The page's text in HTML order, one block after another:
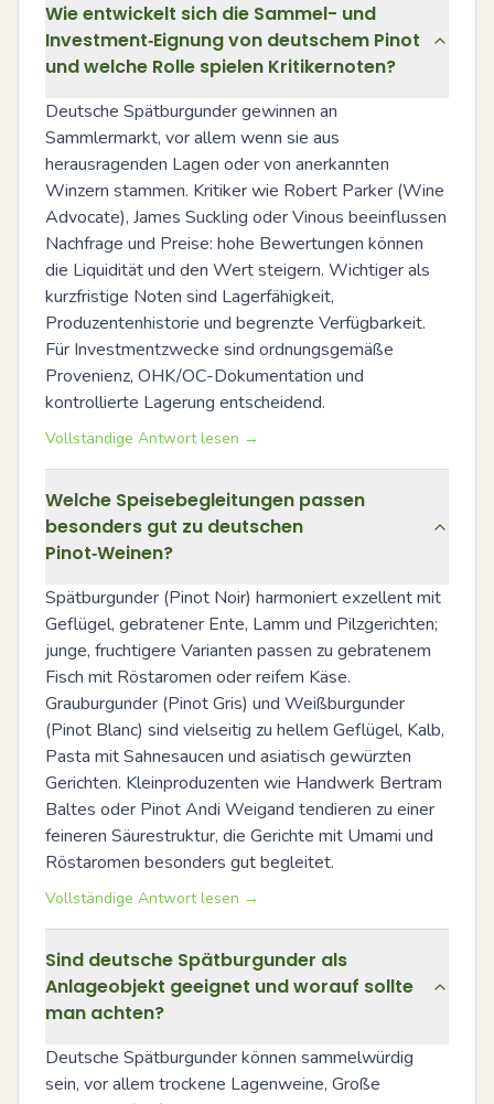
Wie entwickelt sich die Sammel- und
Investment‑Eignung von deutschem Pinot
und welche Rolle spielen Kritikernoten?
Deutsche Spätburgunder gewinnen an
Sammlermarkt, vor allem wenn sie aus
herausragenden Lagen oder von anerkannten
Winzern stammen. Kritiker wie Robert Parker (Wine
Advocate), James Suckling oder Vinous beeinflussen
Nachfrage und Preise: hohe Bewertungen können
die Liquidität und den Wert steigern. Wichtiger als
kurzfristige Noten sind Lagerfähigkeit,
Produzentenhistorie und begrenzte Verfügbarkeit.
Für Investmentzwecke sind ordnungsgemäße
Provenienz, OHK/OC-Dokumentation und
kontrollierte Lagerung entscheidend.
Vollständige Antwort lesen →
Welche Speisebegleitungen passen
besonders gut zu deutschen
Pinot‑Weinen?
Spätburgunder (Pinot Noir) harmoniert exzellent mit
Geflügel, gebratener Ente, Lamm und Pilzgerichten;
junge, fruchtigere Varianten passen zu gebratenem
Fisch mit Röstaromen oder reifem Käse.
Grauburgunder (Pinot Gris) und Weißburgunder
(Pinot Blanc) sind vielseitig zu hellem Geflügel, Kalb,
Pasta mit Sahnesaucen und asiatisch gewürzten
Gerichten. Kleinproduzenten wie Handwerk Bertram
Baltes oder Pinot Andi Weigand tendieren zu einer
feineren Säurestruktur, die Gerichte mit Umami und
Röstaromen besonders gut begleitet.
Vollständige Antwort lesen →
Sind deutsche Spätburgunder als
Anlageobjekt geeignet und worauf sollte
man achten?
Deutsche Spätburgunder können sammelwürdig
sein, vor allem trockene Lagenweine, Große